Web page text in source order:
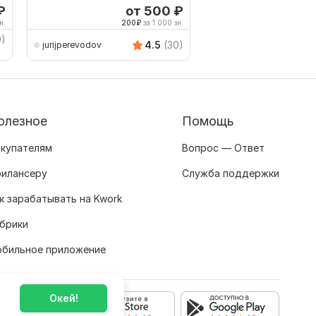
от 500 ₽
200₽ за 1 000 зн.
jurijperevodov 4.5 (30)
Окей!
зарабатывать на Kwork
приложение
Помощь
Вопрос — Ответ
Служба поддержки